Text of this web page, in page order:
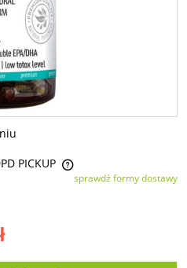
PICKUP
kosztów płatnościsprawdź formy dostawy